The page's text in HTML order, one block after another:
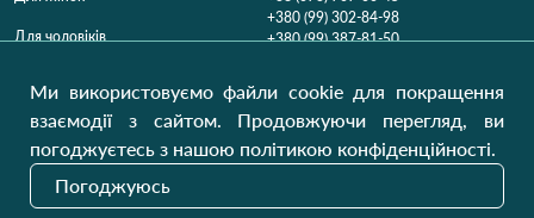
Для чоловіків
Домашній текстиль
+380 (99) 302-84-98
+380 (99) 387-81-50
Пн-Пт9:00 - 16:00
НДВихідний
Ми використовуємо файли cookie для покращення
взаємодії з сайтом. Продовжуючи перегляд, ви
погоджуєтесь з нашою політикою конфіденційності.
Погоджуюсь